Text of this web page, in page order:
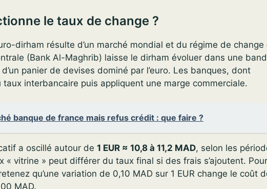
le taux de change ?
dirham résulte d’un marché mondial et du régime de change
(Bank Al-Maghrib) laisse le dirham évoluer dans une
panier de devises dominé par l’euro. Les banques, dont
taux interbancaire puis appliquent une marge commerciale.
banque de france mais refus crédit : que faire ?
a oscillé autour de 1 EUR ≈ 10,8 à 11,2 MAD, selon les
« vitrine » peut différer du taux final si des frais s’ajoutent. Pour
qu’une variation de 0,10 MAD sur 1 EUR change le coût
MAD.